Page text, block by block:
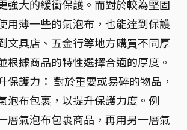
強大的緩衝保護。而對於較為堅固
用薄一些的氣泡布，也能達到保護
文具店、五金行等地方購買不同厚
根據商品的特性選擇合適的厚度。
保護力： 對於重要或易碎的物品，
泡布包裹，以提升保護力度。例
層氣泡布包裹商品，再用另一層氣